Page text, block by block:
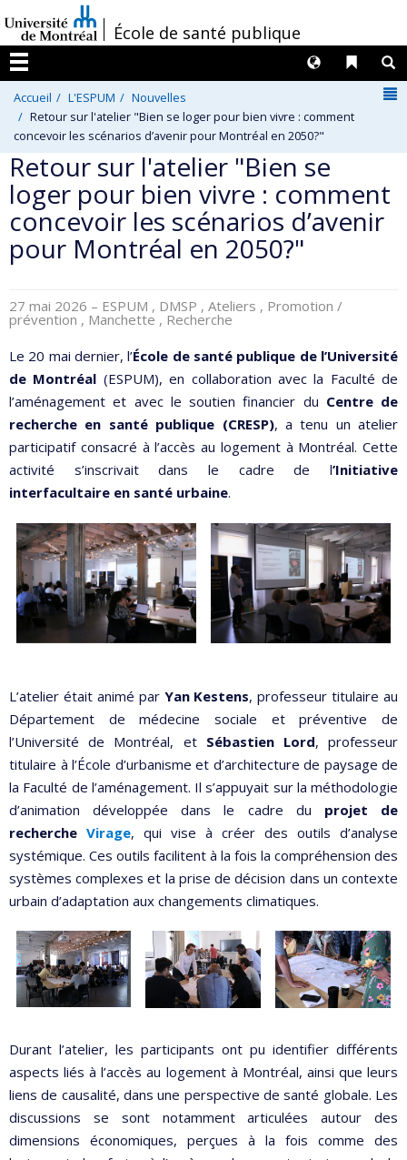
au
contenu
/École de santé publique
Menu
Liens
Langues
Accueil L'ESPUM
Nouvelles
Retour sur l'atelier "Bien se loger pour bien vivre : comment
concevoir les scénarios d’avenir pour Montréal en 2050?"
Retour sur l'atelier "Bien se
loger pour bien vivre : comment
concevoir les scénarios d’avenir
pour Montréal en 2050?"
27 mai 2026 – ESPUM , DMSP , Ateliers , Promotion /
prévention , Manchette , Recherche
Le 20 mai dernier, l’École de santé publique de l’Université
de Montréal (ESPUM), en collaboration avec la Faculté de
l’aménagement et avec le soutien financier du Centre de
recherche en santé publique (CRESP), a tenu un atelier
participatif consacré à l’accès au logement à Montréal. Cette
activité s’inscrivait dans le cadre de l’Initiative
interfacultaire en santé urbaine.
L’atelier était animé par Yan Kestens, professeur titulaire au
Département de médecine sociale et préventive de
l’Université de Montréal, et Sébastien Lord, professeur
titulaire à l’École d’urbanisme et d’architecture de paysage de
la Faculté de l’aménagement. Il s’appuyait sur la méthodologie
d’animation développée dans le cadre du projet de
recherche Virage, qui vise à créer des outils d’analyse
systémique. Ces outils facilitent à la fois la compréhension des
systèmes complexes et la prise de décision dans un contexte
urbain d’adaptation aux changements climatiques.
Durant l’atelier, les participants ont pu identifier différents
aspects liés à l’accès au logement à Montréal, ainsi que leurs
liens de causalité, dans une perspective de santé globale. Les
discussions se sont notamment articulées autour des
dimensions économiques, perçues à la fois comme des